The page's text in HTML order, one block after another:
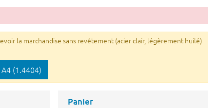
la marchandise sans revêtement (acier clair, légèrement huilé)
(1.4404)
Panier